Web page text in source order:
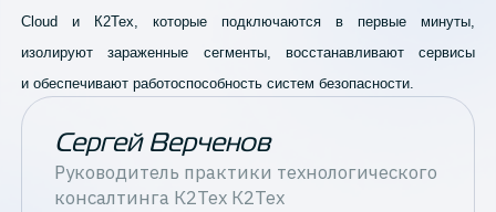
Cloud и К2Тех, которые подключаются в первые минуты,
изолируют зараженные сегменты, восстанавливают сервисы
и обеспечивают работоспособность систем безопасности.
Сергей Верченов
Руководитель практики технологического
консалтинга К2ТехК2Тех